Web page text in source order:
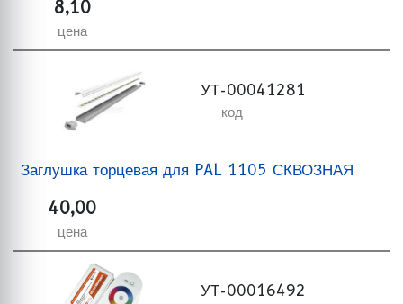
8,10
цена
УТ-00041281
код
Заглушка торцевая для PAL 1105 СКВОЗНАЯ
40,00
цена
УТ-00016492